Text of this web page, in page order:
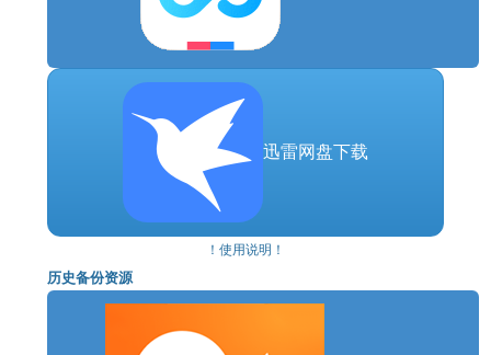
系统需求
最低配置:
需要 64 位处理器和操作系统
操作系统 *: OS 64-bit Windows 7 or 64-bit
Windows 8 (8.1) or Windows 10
处理器: Intel CPU Core i5-2500K 3.3GHz, AMD
CPU Phenom II X4 940
显卡: Nvidia GPU GeForce GTX 660, AMD GPU
Radeon HD 7870
声卡: Integrated
迅雷网盘下载
！使用说明！
历史备份资源